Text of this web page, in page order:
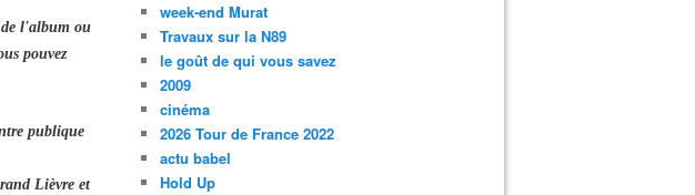
l'album ou
pouvez
publique
Lièvre et
week-end Murat
Travaux sur la N89
le goût de qui vous savez
2009
cinéma
2026 Tour de France 2022
actu babel
Hold Up